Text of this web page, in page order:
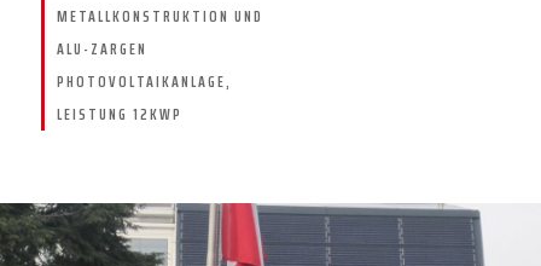
METALLKONSTRUKTION UND
ALU-ZARGEN
PHOTOVOLTAIKANLAGE,
LEISTUNG 12KWP